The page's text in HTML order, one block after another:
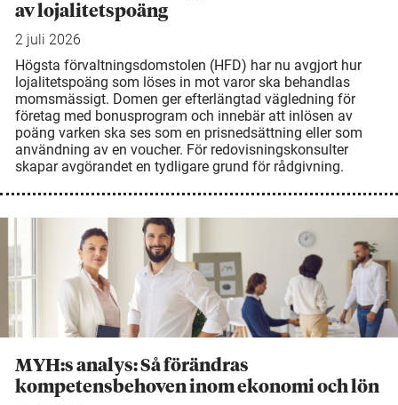
av lojalitetspoäng
2 juli 2026
Högsta förvaltningsdomstolen (HFD) har nu avgjort hur
lojalitetspoäng som löses in mot varor ska behandlas
momsmässigt. Domen ger efterlängtad vägledning för
företag med bonusprogram och innebär att inlösen av
poäng varken ska ses som en prisnedsättning eller som
användning av en voucher. För redovisningskonsulter
skapar avgörandet en tydligare grund för rådgivning.
MYH:s analys: Så förändras
kompetensbehoven inom ekonomi och lön